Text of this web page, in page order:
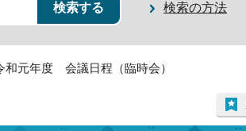
検索の方法
和元年度 会議日程（臨時会）